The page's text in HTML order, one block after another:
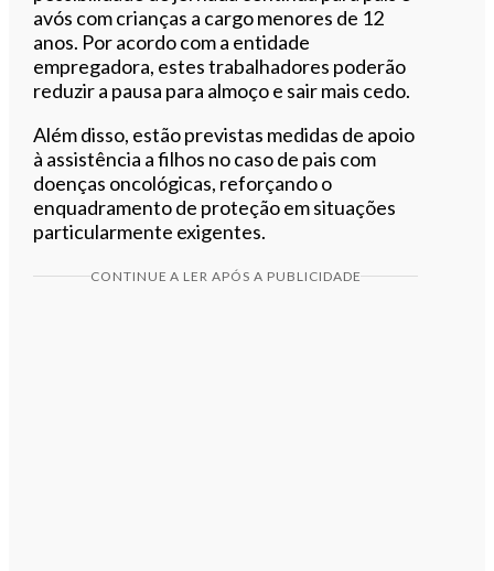
avós com crianças a cargo menores de 12
anos. Por acordo com a entidade
empregadora, estes trabalhadores poderão
reduzir a pausa para almoço e sair mais cedo.
Além disso, estão previstas medidas de apoio
à assistência a filhos no caso de pais com
doenças oncológicas, reforçando o
enquadramento de proteção em situações
particularmente exigentes.
CONTINUE A LER APÓS A PUBLICIDADE